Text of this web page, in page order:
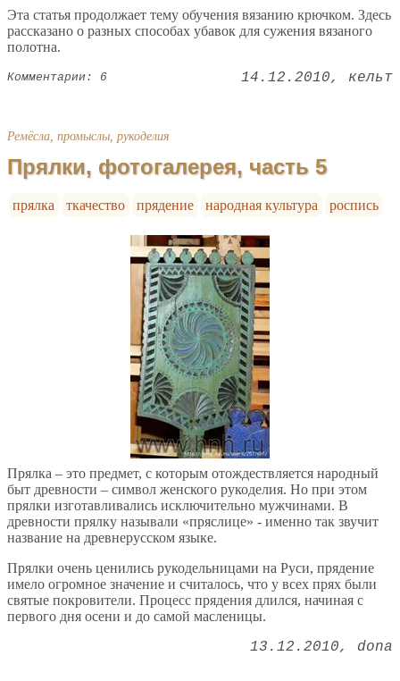
Эта статья продолжает тему обучения вязанию крючком. Здесь
рассказано о разных способах убавок для сужения вязаного
полотна.
Комментарии: 6 14.12.2010 кельт
Ремёсла, промыслы, рукоделия
Прялки, фотогалерея, часть 5
прялка ткачество прядение народная культура роспись
Прялка – это предмет, с которым отождествляется народный
быт древности – символ женского рукоделия. Но при этом
прялки изготавливались исключительно мужчинами. В
древности прялку называли «пряслице» - именно так звучит
название на древнерусском языке.
Прялки очень ценились рукодельницами на Руси, прядение
имело огромное значение и считалось, что у всех прях были
святые покровители. Процесс прядения длился, начиная с
первого дня осени и до самой масленицы.
13.12.2010 dona